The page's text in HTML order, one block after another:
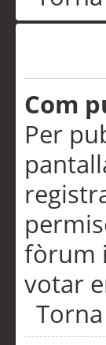
Com
Per
fòrum
votar
Torna